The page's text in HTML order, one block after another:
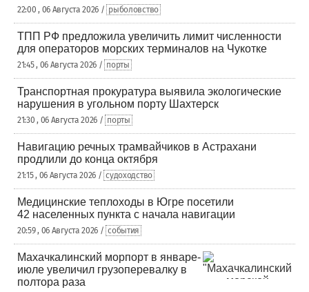
22:00 , 06 Августа 2026 / рыболовство
ТПП РФ предложила увеличить лимит численности
для операторов морских терминалов на Чукотке
21:45 , 06 Августа 2026 / порты
Транспортная прокуратура выявила экологические
нарушения в угольном порту Шахтерск
21:30 , 06 Августа 2026 / порты
Навигацию речных трамвайчиков в Астрахани
продлили до конца октября
21:15 , 06 Августа 2026 / судоходство
Медицинские теплоходы в Югре посетили
42 населенных пункта с начала навигации
20:59 , 06 Августа 2026 / события
Махачкалинский морпорт в январе-
июле увеличил грузоперевалку в
полтора раза